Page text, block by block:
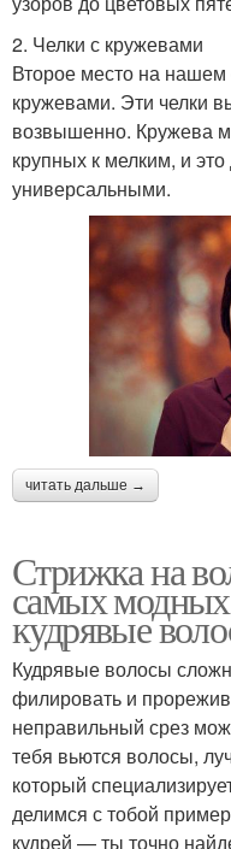
2. Челки с кружевами
Второе место на нашем
кружевами. Эти челки
возвышенно. Кружева
крупных к мелким, и
универсальными.
читать дальше →
Стрижка на
самых
кудрявые
Кудрявые волосы
филировать и
неправильный срез
тебя вьются волосы,
который
делимся с тобой
кудрей — ты точно